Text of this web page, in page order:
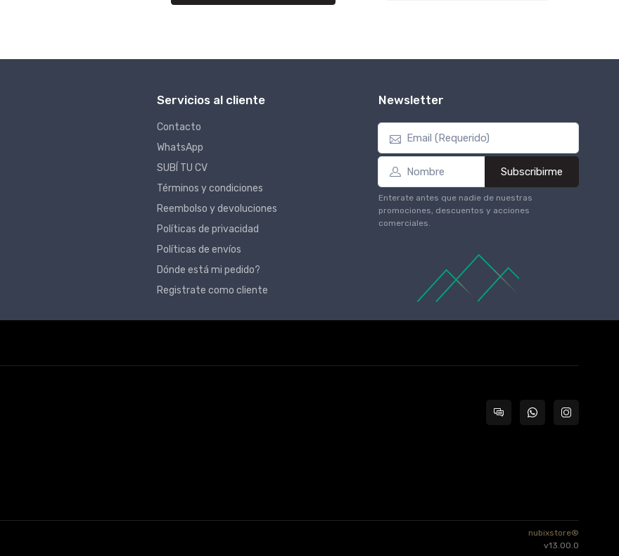
Servicios al cliente
Contacto
WhatsApp
SUBÍ TU CV
Términos y condiciones
Reembolso y devoluciones
Políticas de privacidad
Políticas de envíos
Dónde está mi pedido?
Registrate como cliente
Newsletter
Subscribirme
Enterate antes que nadie de nuestras
promociones, descuentos y acciones
comerciales.
nubixstore®
v13.00.0